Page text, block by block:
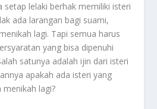
setap lelaki berhak memiliki isteri
ada larangan bagi suami,
lagi. Tapi semua harus
yang bisa dipenuhi
satunya adalah ijin dari isteri
apakah ada isteri yang
lagi?